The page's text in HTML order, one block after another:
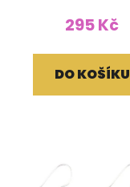
295 Kč
DO KOŠÍKU